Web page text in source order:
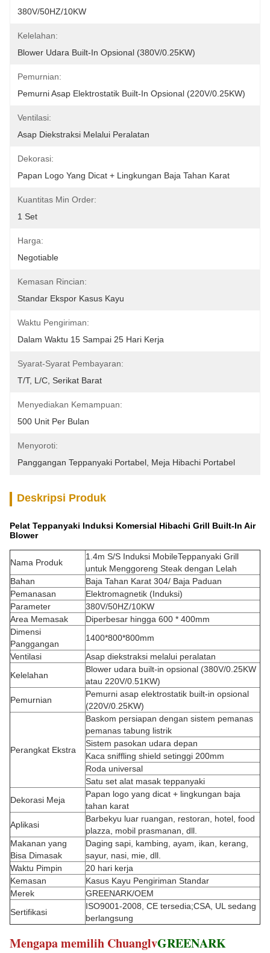
380V/50HZ/10KW
Kelelahan:
Blower Udara Built-In Opsional (380V/0.25KW)
Pemurnian:
Pemurni Asap Elektrostatik Built-In Opsional (220V/0.25KW)
Ventilasi:
Asap Diekstraksi Melalui Peralatan
Dekorasi:
Papan Logo Yang Dicat + Lingkungan Baja Tahan Karat
Kuantitas Min Order:
1 Set
Harga:
Negotiable
Kemasan Rincian:
Standar Ekspor Kasus Kayu
Waktu Pengiriman:
Dalam Waktu 15 Sampai 25 Hari Kerja
Syarat-Syarat Pembayaran:
T/T, L/C, Serikat Barat
Menyediakan Kemampuan:
500 Unit Per Bulan
Menyoroti:
Panggangan Teppanyaki Portabel Meja Hibachi Portabel
Deskripsi Produk
Pelat Teppanyaki Induksi Komersial Hibachi Grill Built-In Air
Blower​
Nama Produk
1.4m S/S Induksi MobileTeppanyaki Grill
untuk Menggoreng Steak dengan Lelah
Bahan
Baja Tahan Karat 304/ Baja Paduan
Pemanasan
Elektromagnetik (Induksi)
Parameter
380V/50HZ/10KW
Area Memasak
Diperbesar hingga 600 * 400mm
Dimensi
Panggangan
1400*800*800mm
Ventilasi
Asap diekstraksi melalui peralatan
Kelelahan
Blower udara built-in opsional (380V/0.25KW
atau 220V/0.51KW)
Pemurnian
Pemurni asap elektrostatik built-in opsional
(220V/0.25KW)
Perangkat Ekstra
Baskom persiapan dengan sistem pemanas
pemanas tabung listrik
Sistem pasokan udara depan
Kaca sniffling shield setinggi 200mm
Roda universal
Satu set alat masak teppanyaki
Dekorasi Meja
Papan logo yang dicat + lingkungan baja
tahan karat
Aplikasi
Barbekyu luar ruangan, restoran, hotel, food
plazza, mobil prasmanan, dll.
Makanan yang
Bisa Dimasak
Daging sapi, kambing, ayam, ikan, kerang,
sayur, nasi, mie, dll.
Waktu Pimpin
20 hari kerja
Kemasan
Kasus Kayu Pengiriman Standar
Merek
GREENARK/OEM
Sertifikasi
ISO9001-2008, CE tersedia;CSA, UL sedang
berlangsung
Mengapa memilih ChuanglvGREENARK